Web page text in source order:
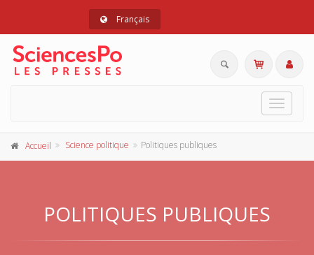
Français
Toggle
Accueil Science politique Politiques publiques
POLITIQUES PUBLIQUES